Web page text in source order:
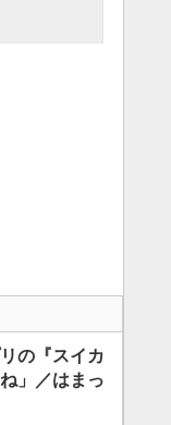
の『スイカ
」／はまっ